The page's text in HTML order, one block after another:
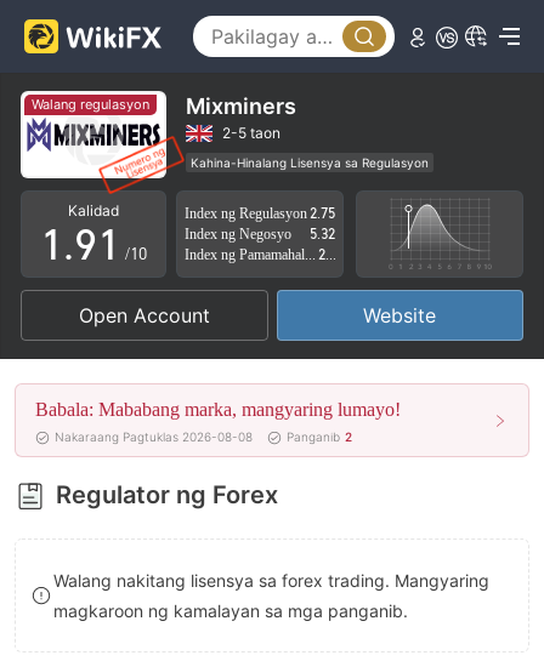
Walang regulasyon Mixminers
2-5 taon
Kahina-Hinalang Lisensya sa Regulasyon
Kahina-hinalang saklaw ng Negosyo
Mataas na potensyal na peligro
Kalidad
0
1
2
3
4
5
6
7
8
9
.
5
6
7
8
9
0
1
2
3
4
5
6
7
8
9
/10
Index ng Regulasyon 2.75
Index ng Negosyo
5.32
2.65
Open Account Website
Babala: Mababang marka, mangyaring lumayo!
Nakaraang Pagtuklas 2026-08-08 Panganib 2
Regulator ng Forex
Walang nakitang lisensya sa forex trading. Mangyaring
magkaroon ng kamalayan sa mga panganib.